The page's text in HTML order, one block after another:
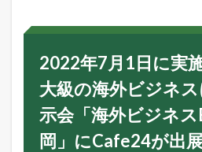
日
実
さ
れ
る
2022年7月1日に実
大級の海外ビジネ
示会「海外ビジネ
岡」にCafe24が出